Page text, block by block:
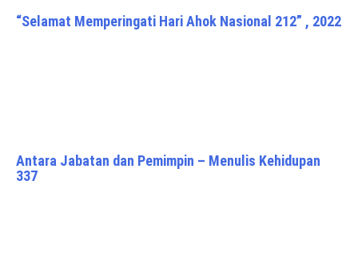
“Selamat Memperingati Hari Ahok Nasional 212” , 2022
Antara Jabatan dan Pemimpin – Menulis Kehidupan
337